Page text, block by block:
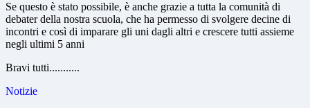
Se questo è stato possibile, è anche grazie a tutta la comunità di
debater della nostra scuola, che ha permesso di svolgere decine di
incontri e così di imparare gli uni dagli altri e crescere tutti assieme
negli ultimi 5 anni
Bravi tutti...........
Notizie